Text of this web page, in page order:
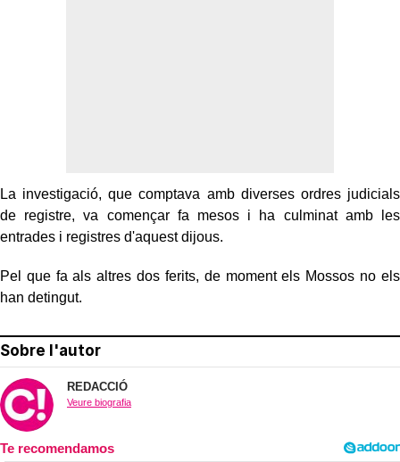
La investigació, que comptava amb diverses ordres judicials
de registre, va començar fa mesos i ha culminat amb les
entrades i registres d'aquest dijous.
Pel que fa als altres dos ferits, de moment els Mossos no els
han detingut.
Sobre l'autor
REDACCIÓ
Veure biografia